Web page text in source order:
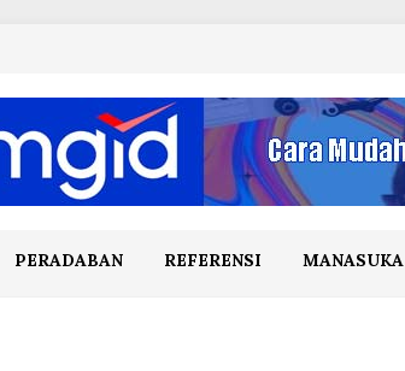
PERADABAN REFERENSI MANASUKA